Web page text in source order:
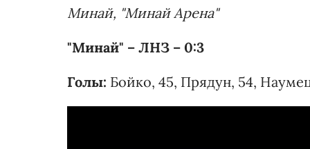
Минай, "Минай Арена"
"Минай" – ЛНЗ – 0:3
Голы: Бойко, 45, Прядун, 54,